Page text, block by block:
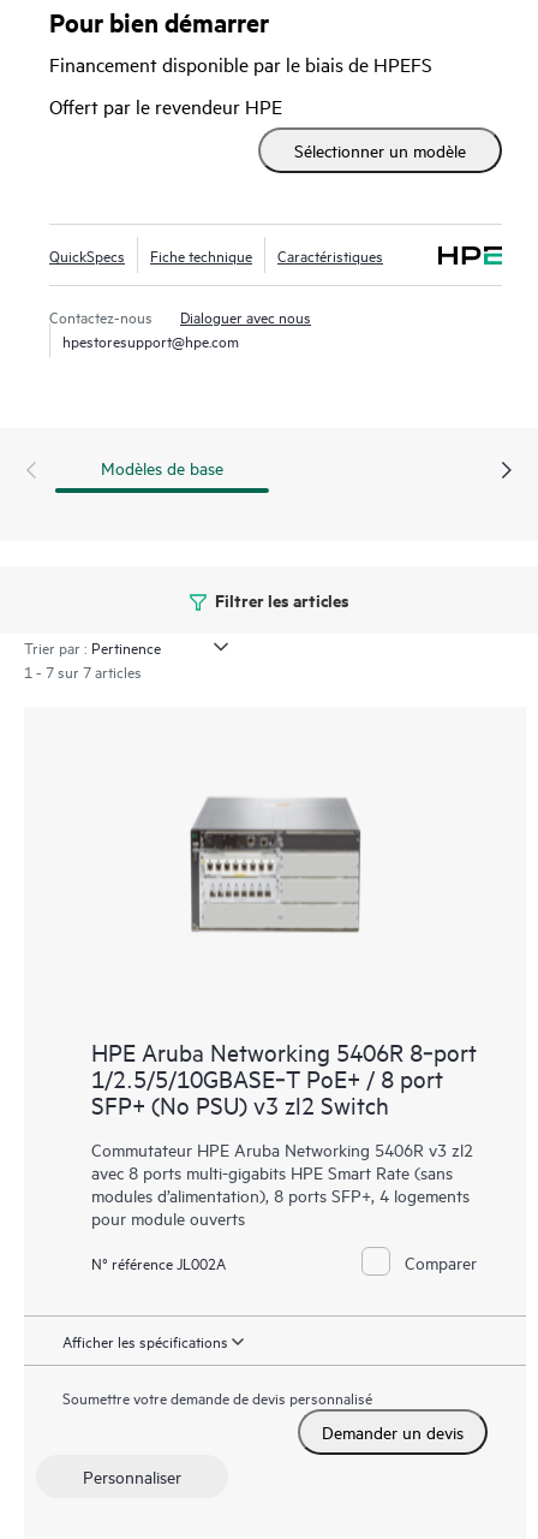
Switching Framework (VSF), le basculement sans
service et une sécurité robustes ; de plus, il ne nécessite
aucune licence logicielle. La gamme 5400R zl2 est simple à
déployer et à gérer grâce à une sécurité avancée et à des
comme HPE Aruba Networking
Pour bien démarrer
Financement disponible par le biais de HPEFS
Offert par le revendeur HPE
Sélectionner un modèle
QuickSpecs Fiche technique Caractéristiques
Contactez-nous
Dialoguer avec nous
hpestoresupport@hpe.com
Modèles de base
Filtrer les articles
Trier par :
1 - 7 sur 7 articles
HPE Aruba Networking 5406R 8‑port
1/2.5/5/10GBASE‑T PoE+ / 8 port
SFP+ (No PSU) v3 zl2 Switch
Commutateur HPE Aruba Networking 5406R v3 zl2
avec 8 ports multi-gigabits HPE Smart Rate (sans
modules d’alimentation), 8 ports SFP+, 4 logements
pour module ouverts
N° référence JL002A Comparer
Afficher les spécifications
Soumettre votre demande de devis personnalisé
Demander un devis
Personnaliser